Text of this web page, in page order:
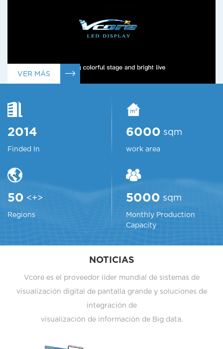
VER MÁS
2014
Finded In
6000 sqm
work area
50 <+>
Regions
5000 sqm
Monthly Production
Capacity
NOTICIAS
Vcore es el proveedor líder mundial de sistemas de
visualización digital de pantalla grande y soluciones de
integración de
visualización de información de Big data.